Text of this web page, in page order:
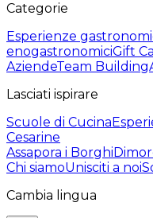
Categorie
Esperienze
enogastronomiciGift
AziendeTeam Building
Lasciati ispirare
Scuole di Cucina
Cesarine
Assapora i Borghi
Chi siamoUnisciti a noi
Cambia lingua